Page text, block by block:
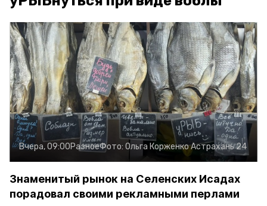
Вчера, 09:00РазноеФото: Ольга КорженкоАстрахань 24
Знаменитый рынок на Селенских Исадах
порадовал своими рекламными перлами